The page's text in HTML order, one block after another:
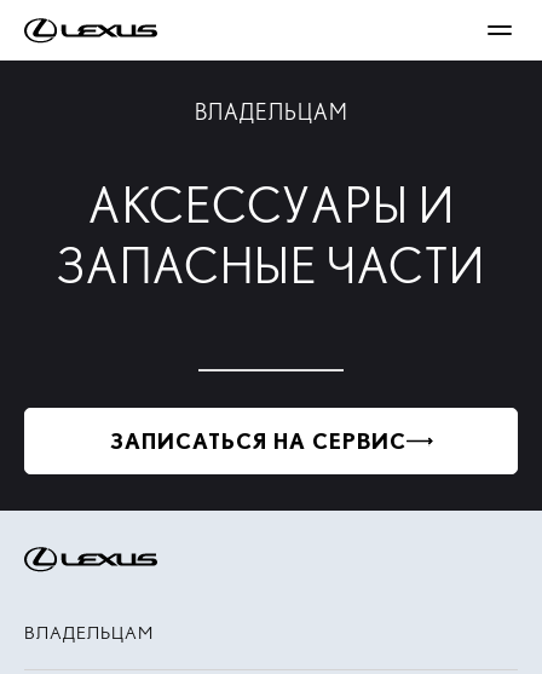
ВЛАДЕЛЬЦАМ
АКСЕССУАРЫ И
ЗАПАСНЫЕ ЧАСТИ
ЗАПИСАТЬСЯ НА СЕРВИС
ВЛАДЕЛЬЦАМ